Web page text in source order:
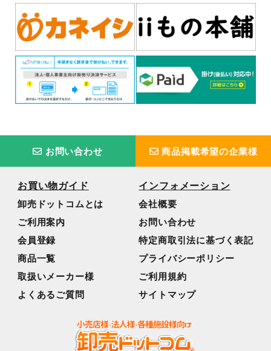
お問い合わせ 商品掲載希望の企業様
お買い物ガイド
卸売ドットコムとは
ご利用案内
会員登録
商品一覧
取扱いメーカー様
よくあるご質問
インフォメーション
会社概要
お問い合わせ
特定商取引法に基づく表記
プライバシーポリシー
ご利用規約
サイトマップ